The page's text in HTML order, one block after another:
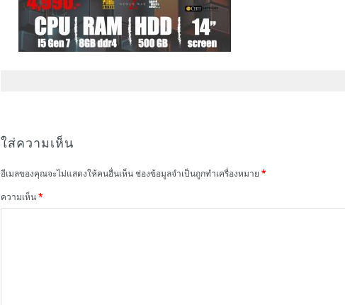
ใส่ความเห็น
อีเมลของคุณจะไม่แสดงให้คนอื่นเห็นช่องข้อมูลจำเป็นถูกทำเครื่องหมาย *
ความเห็น*